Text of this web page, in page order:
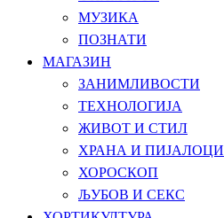
МУЗИКА
ПОЗНАТИ
МАГАЗИН
ЗАНИМЛИВОСТИ
ТЕХНОЛОГИЈА
ЖИВОТ И СТИЛ
ХРАНА И ПИЈАЛОЦИ
ХОРОСКОП
ЉУБОВ И СЕКС